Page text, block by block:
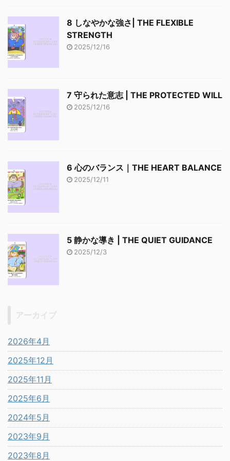
8 しなやかな強さ| THE FLEXIBLE
STRENGTH
2025/12/16
7 守られた意志 | THE PROTECTED WILL
2025/12/16
6 心のバランス｜THE HEART BALANCE
2025/12/11
5 静かな導き | THE QUIET GUIDANCE
2025/12/3
2026年4月
2025年12月
2025年11月
2025年6月
2024年5月
2023年9月
2023年8月